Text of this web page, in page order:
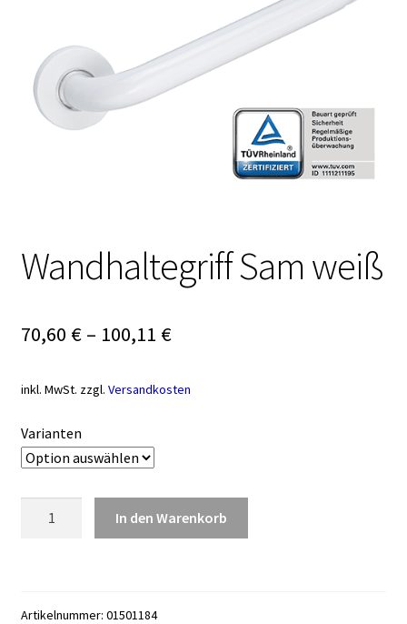
Wandhaltegriff Sam weiß
70,60 €– 100,11 €
inkl. MwSt. zzgl. Versandkosten
Varianten
In den Warenkorb
Artikelnummer: 01501184